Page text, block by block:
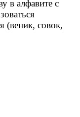
в алфавите с
(веник, совок,